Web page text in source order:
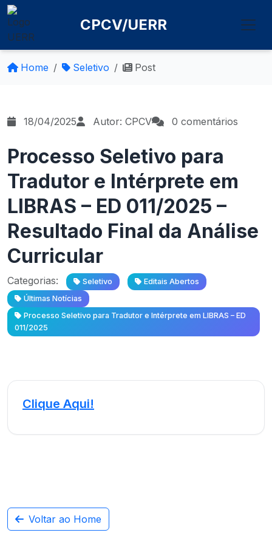
CPCV/UERR
Home Seletivo Post
18/04/2025 Autor: CPCV 0 comentários
Processo Seletivo para
Tradutor e Intérprete em
LIBRAS – ED 011/2025 –
Resultado Final da Análise
Curricular
Categorias: Seletivo
Editais Abertos
Últimas Notícias
Processo Seletivo para Tradutor e Intérprete em LIBRAS – ED
011/2025
Clique Aqui!
Voltar ao Home